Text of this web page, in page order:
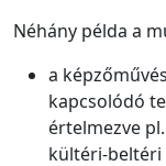
Néhány példa a
a
kapcsolódó
értelmezve
kültéri-beltéri